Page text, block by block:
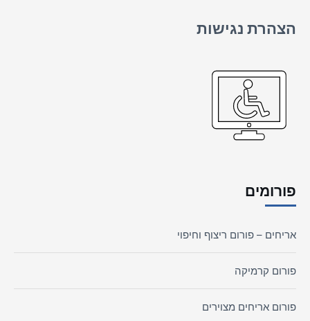
הצהרת נגישות
פורומים
אריחים – פורום ריצוף וחיפוי
פורום קרמיקה
פורום אריחים מצוירים